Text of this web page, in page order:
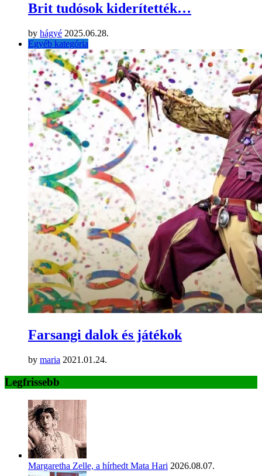
Brit tudósok kiderítették…
by hágyé 2025.06.28.
Egyéb kategória
Farsangi dalok és játékok
by maria 2021.01.24.
Legfrissebb
Margaretha Zelle, a hírhedt Mata Hari 2026.08.07.